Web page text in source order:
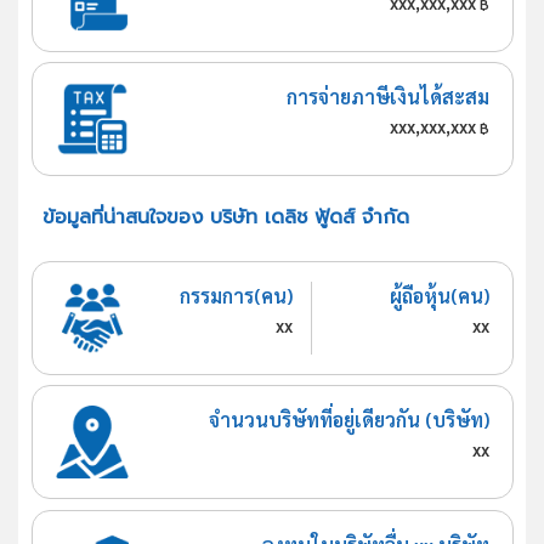
การจ่ายภาษีเงินได้สะสม
xxx,xxx,xxx฿
ข้อมูลที่น่าสนใจของ บริษัท เดลิช ฟู้ดส์ จำกัด
กรรมการ(คน)
xx
ผู้ถือหุ้น(คน)
xx
จำนวนบริษัทที่อยู่เดียวกัน (บริษัท)
xx